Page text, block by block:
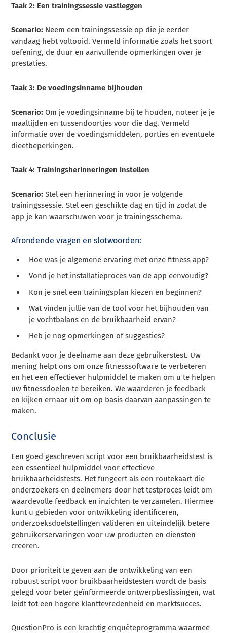
Taak 2: Een trainingssessie vastleggen
Scenario: Neem een trainingssessie op die je eerder
vandaag hebt voltooid. Vermeld informatie zoals het soort
oefening, de duur en aanvullende opmerkingen over je
prestaties.
Taak 3: De voedingsinname bijhouden
Scenario:Om je voedingsinname bij te houden, noteer je je
maaltijden en tussendoortjes voor die dag. Vermeld
informatie over de voedingsmiddelen, porties en eventuele
dieetbeperkingen.
Taak 4: Trainingsherinneringen instellen
Scenario:Stel een herinnering in voor je volgende
trainingssessie. Stel een geschikte dag en tijd in zodat de
app je kan waarschuwen voor je trainingsschema.
Afrondende vragen en slotwoorden:
Hoe was je algemene ervaring met onze fitness app?
Vond je het installatieproces van de app eenvoudig?
Kon je snel een trainingsplan kiezen en beginnen?
Wat vinden jullie van de tool voor het bijhouden van
je vochtbalans en de bruikbaarheid ervan?
Heb je nog opmerkingen of suggesties?
Bedankt voor je deelname aan deze gebruikerstest. Uw
mening helpt ons om onze fitnesssoftware te verbeteren
en het een effectiever hulpmiddel te maken om u te helpen
uw fitnessdoelen te bereiken. We waarderen je feedback
en kijken ernaar uit om op basis daarvan aanpassingen te
maken.
Conclusie
Een goed geschreven script voor een bruikbaarheidstest is
een essentieel hulpmiddel voor effectieve
bruikbaarheidstests. Het fungeert als een routekaart die
onderzoekers en deelnemers door het testproces leidt om
waardevolle feedback en inzichten te verzamelen. Hiermee
kunt u gebieden voor ontwikkeling identificeren,
onderzoeksdoelstellingen valideren en uiteindelijk betere
gebruikerservaringen voor uw producten en diensten
creëren.
Door prioriteit te geven aan de ontwikkeling van een
robuust script voor bruikbaarheidstesten wordt de basis
gelegd voor beter geïnformeerde ontwerpbeslissingen, wat
leidt tot een hogere klanttevredenheid en marktsucces.
QuestionPro is een krachtig enquêteprogramma waarmee